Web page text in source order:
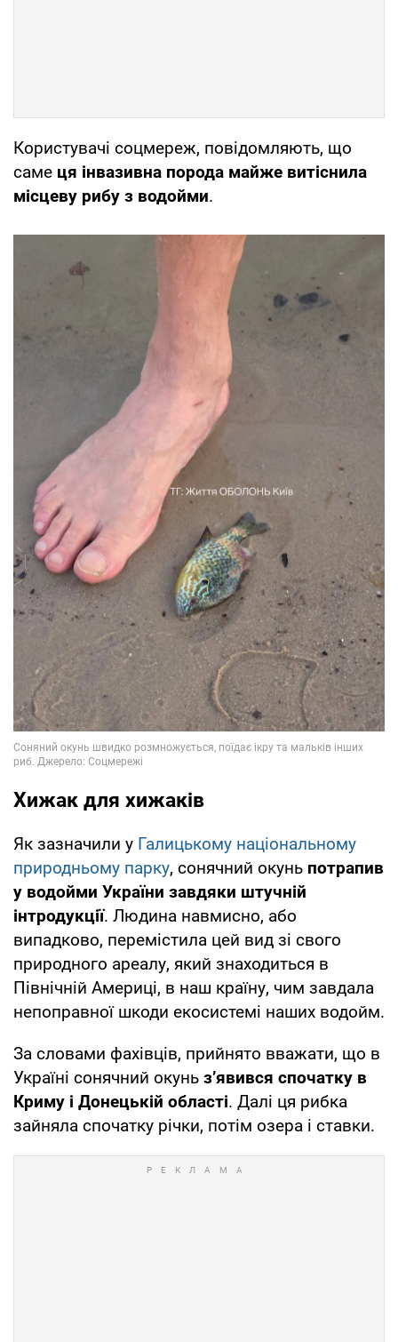
Користувачі соцмереж, повідомляють, що
саме ця інвазивна порода майже витіснила
місцеву рибу з водойми.
Хижак для хижаків
Як зазначили у Галицькому національному
природньому парку, сонячний окунь потрапив
у водойми України завдяки штучній
інтродукції. Людина навмисно, або
випадково, перемістила цей вид зі свого
природного ареалу, який знаходиться в
Північній Америці, в наш країну, чим завдала
непоправної шкоди екосистемі наших водойм.
За словами фахівців, прийнято вважати, що в
Україні сонячний окунь з’явився спочатку в
Криму і Донецькій області. Далі ця рибка
зайняла спочатку річки, потім озера і ставки.